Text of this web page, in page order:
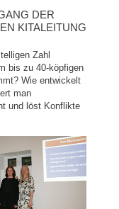
DER
KITALEITUNG
Zahl
bis zu 40-köpfigen
Wie entwickelt
man
und löst Konflikte